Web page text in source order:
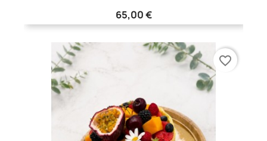
65,00 €
favorite_border